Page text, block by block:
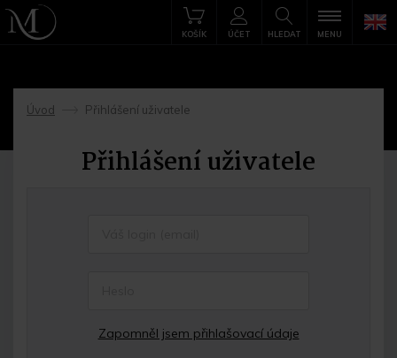
HLEDAT
KOŠÍK ÚČET MENU
Úvod
->
Přihlášení uživatele
Přihlášení uživatele
Zapomněl jsem přihlašovací údaje